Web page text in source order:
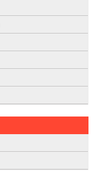
que tiene